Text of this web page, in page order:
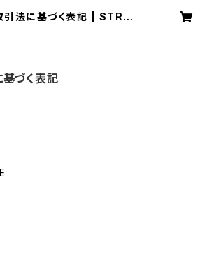
引法に基づく表記 | STROK
づく表記